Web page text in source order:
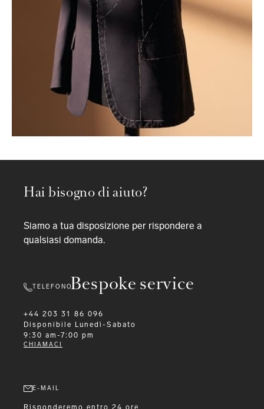
Bespoke service
Hai bisogno di aiuto?
Siamo a tua disposizione per rispondere a
qualsiasi domanda.
TELEFONO
+44 203 31 86 096
Disponibile
Lunedì-Sabato
9:30 am-7:00 pm
CHIAMACI
E-MAIL
Risponderemo entro 24 ore